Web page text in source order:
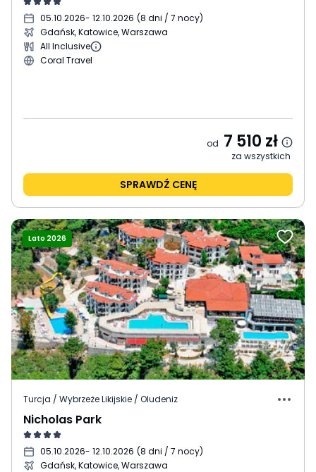
05.10.2026- 12.10.2026 (8 dni / 7 nocy)
Gdańsk, Katowice, Warszawa
All Inclusive
Coral Travel
od 7 510 zł
za wszystkich
SPRAWDŹ CENĘ
Lato 2026
Turcja / Wybrzeże Likijskie / Oludeniz
Nicholas Park
05.10.2026- 12.10.2026 (8 dni / 7 nocy)
Gdańsk, Katowice, Warszawa